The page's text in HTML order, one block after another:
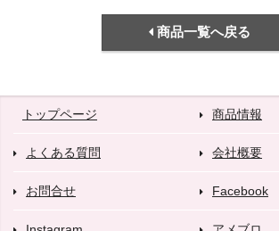
商品一覧へ戻る
トップページ 商品情報
よくある質問 会社概要
お問合せ Facebook